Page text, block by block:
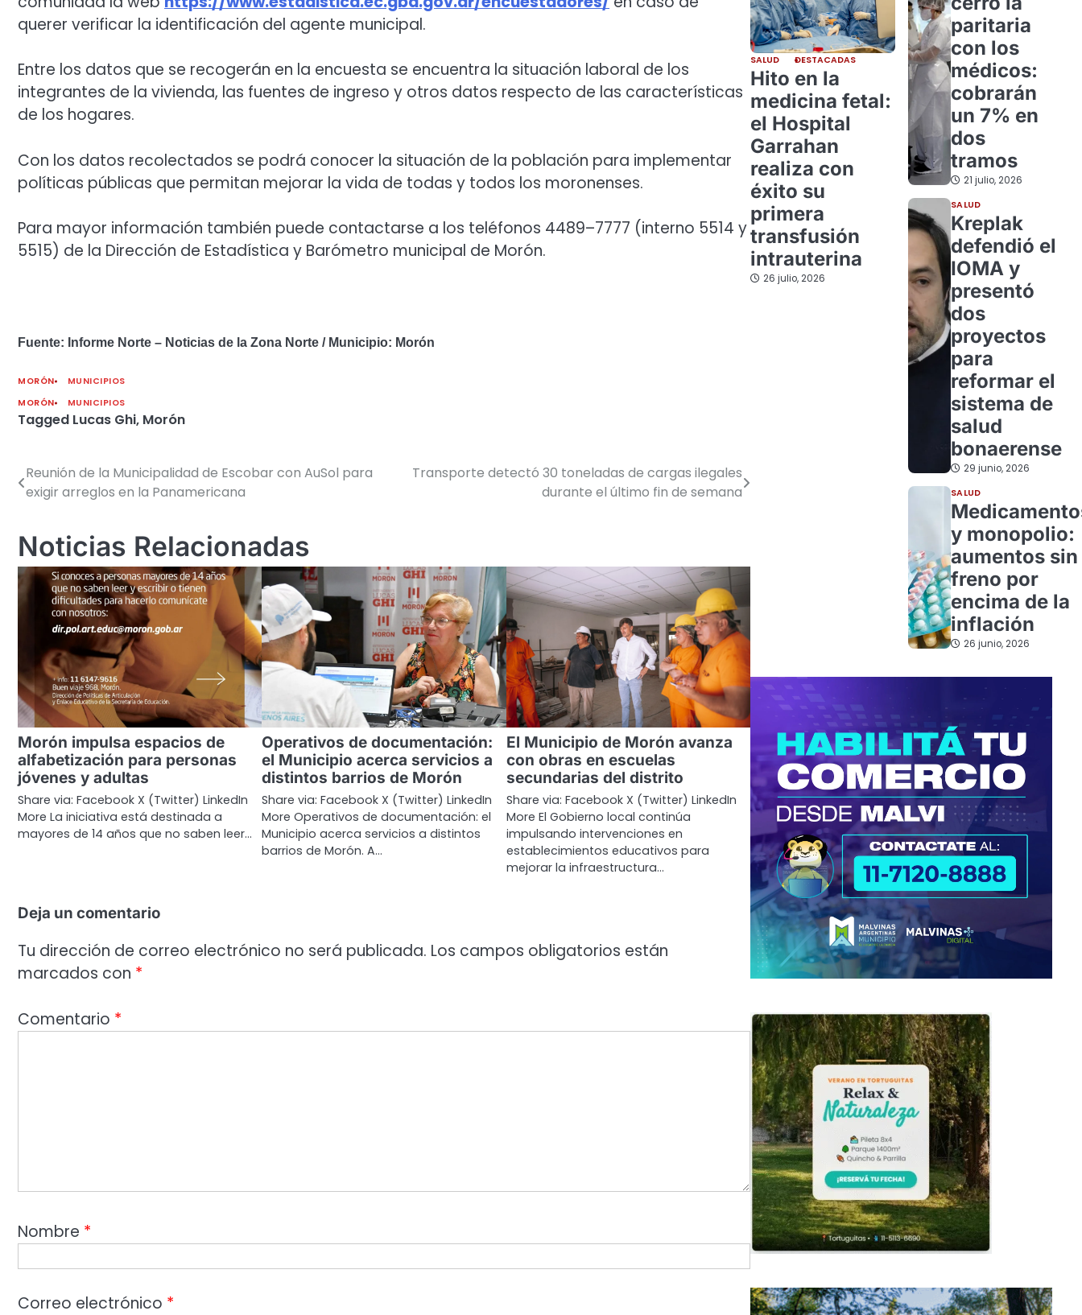
querer verificar la identificación del agente municipal.
Entre los datos que se recogerán en la encuesta se encuentra la situación laboral de los
integrantes de la vivienda, las fuentes de ingreso y otros datos respecto de las características
de los hogares.
Con los datos recolectados se podrá conocer la situación de la población para implementar
políticas públicas que permitan mejorar la vida de todas y todos los moronenses.
Para mayor información también puede contactarse a los teléfonos 4489–7777 (interno 5514 y
5515) de la Dirección de Estadística y Barómetro municipal de Morón.
Fuente: Informe Norte – Noticias de la Zona Norte / Municipio: Morón
MORÓN
MUNICIPIOS
MORÓN
MUNICIPIOS
Tagged Lucas Ghi, Morón
Navegación
entradas
Reunión de la Municipalidad de Escobar con AuSol para
exigir arreglos en la Panamericana
Transporte detectó 30 toneladas de cargas ilegales
durante el último fin de semana
Noticias Relacionadas
Morón impulsa espacios de
alfabetización para personas
jóvenes y adultas
Share via: Facebook X (Twitter) LinkedIn
More La iniciativa está destinada a
mayores de 14 años que no saben leer…
Operativos de documentación:
el Municipio acerca servicios a
distintos barrios de Morón
Share via: Facebook X (Twitter) LinkedIn
More Operativos de documentación: el
Municipio acerca servicios a distintos
barrios de Morón. A…
El Municipio de Morón avanza
con obras en escuelas
secundarias del distrito
Share via: Facebook X (Twitter) LinkedIn
More El Gobierno local continúa
impulsando intervenciones en
establecimientos educativos para
mejorar la infraestructura…
Deja un comentario
Tu dirección de correo electrónico no será publicada. Los campos obligatorios están
marcados con *
Comentario *
Nombre *
Correo electrónico *
SALUD DESTACADAS
Hito en la
medicina fetal:
el Hospital
Garrahan
realiza con
éxito su
primera
transfusión
intrauterina
26 julio, 2026
paritaria
con los
médicos:
cobrarán
un 7% en
dos
tramos
21 julio, 2026
SALUD
Kreplak
defendió el
IOMA y
presentó
dos
proyectos
para
reformar el
sistema de
salud
bonaerense
29 junio, 2026
SALUD
y monopolio:
aumentos sin
freno por
encima de la
inflación
26 junio, 2026